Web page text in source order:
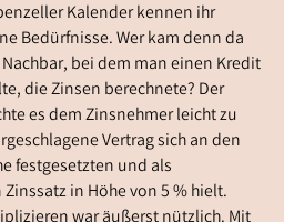
Kalender kennen ihr
Bedürfnisse. Wer kam denn da
bei dem man einen Kredit
die Zinsen berechnete? Der
es dem Zinsnehmer leicht zu
Vertrag sich an den
festgesetzten und als
in Höhe von 5 % hielt.